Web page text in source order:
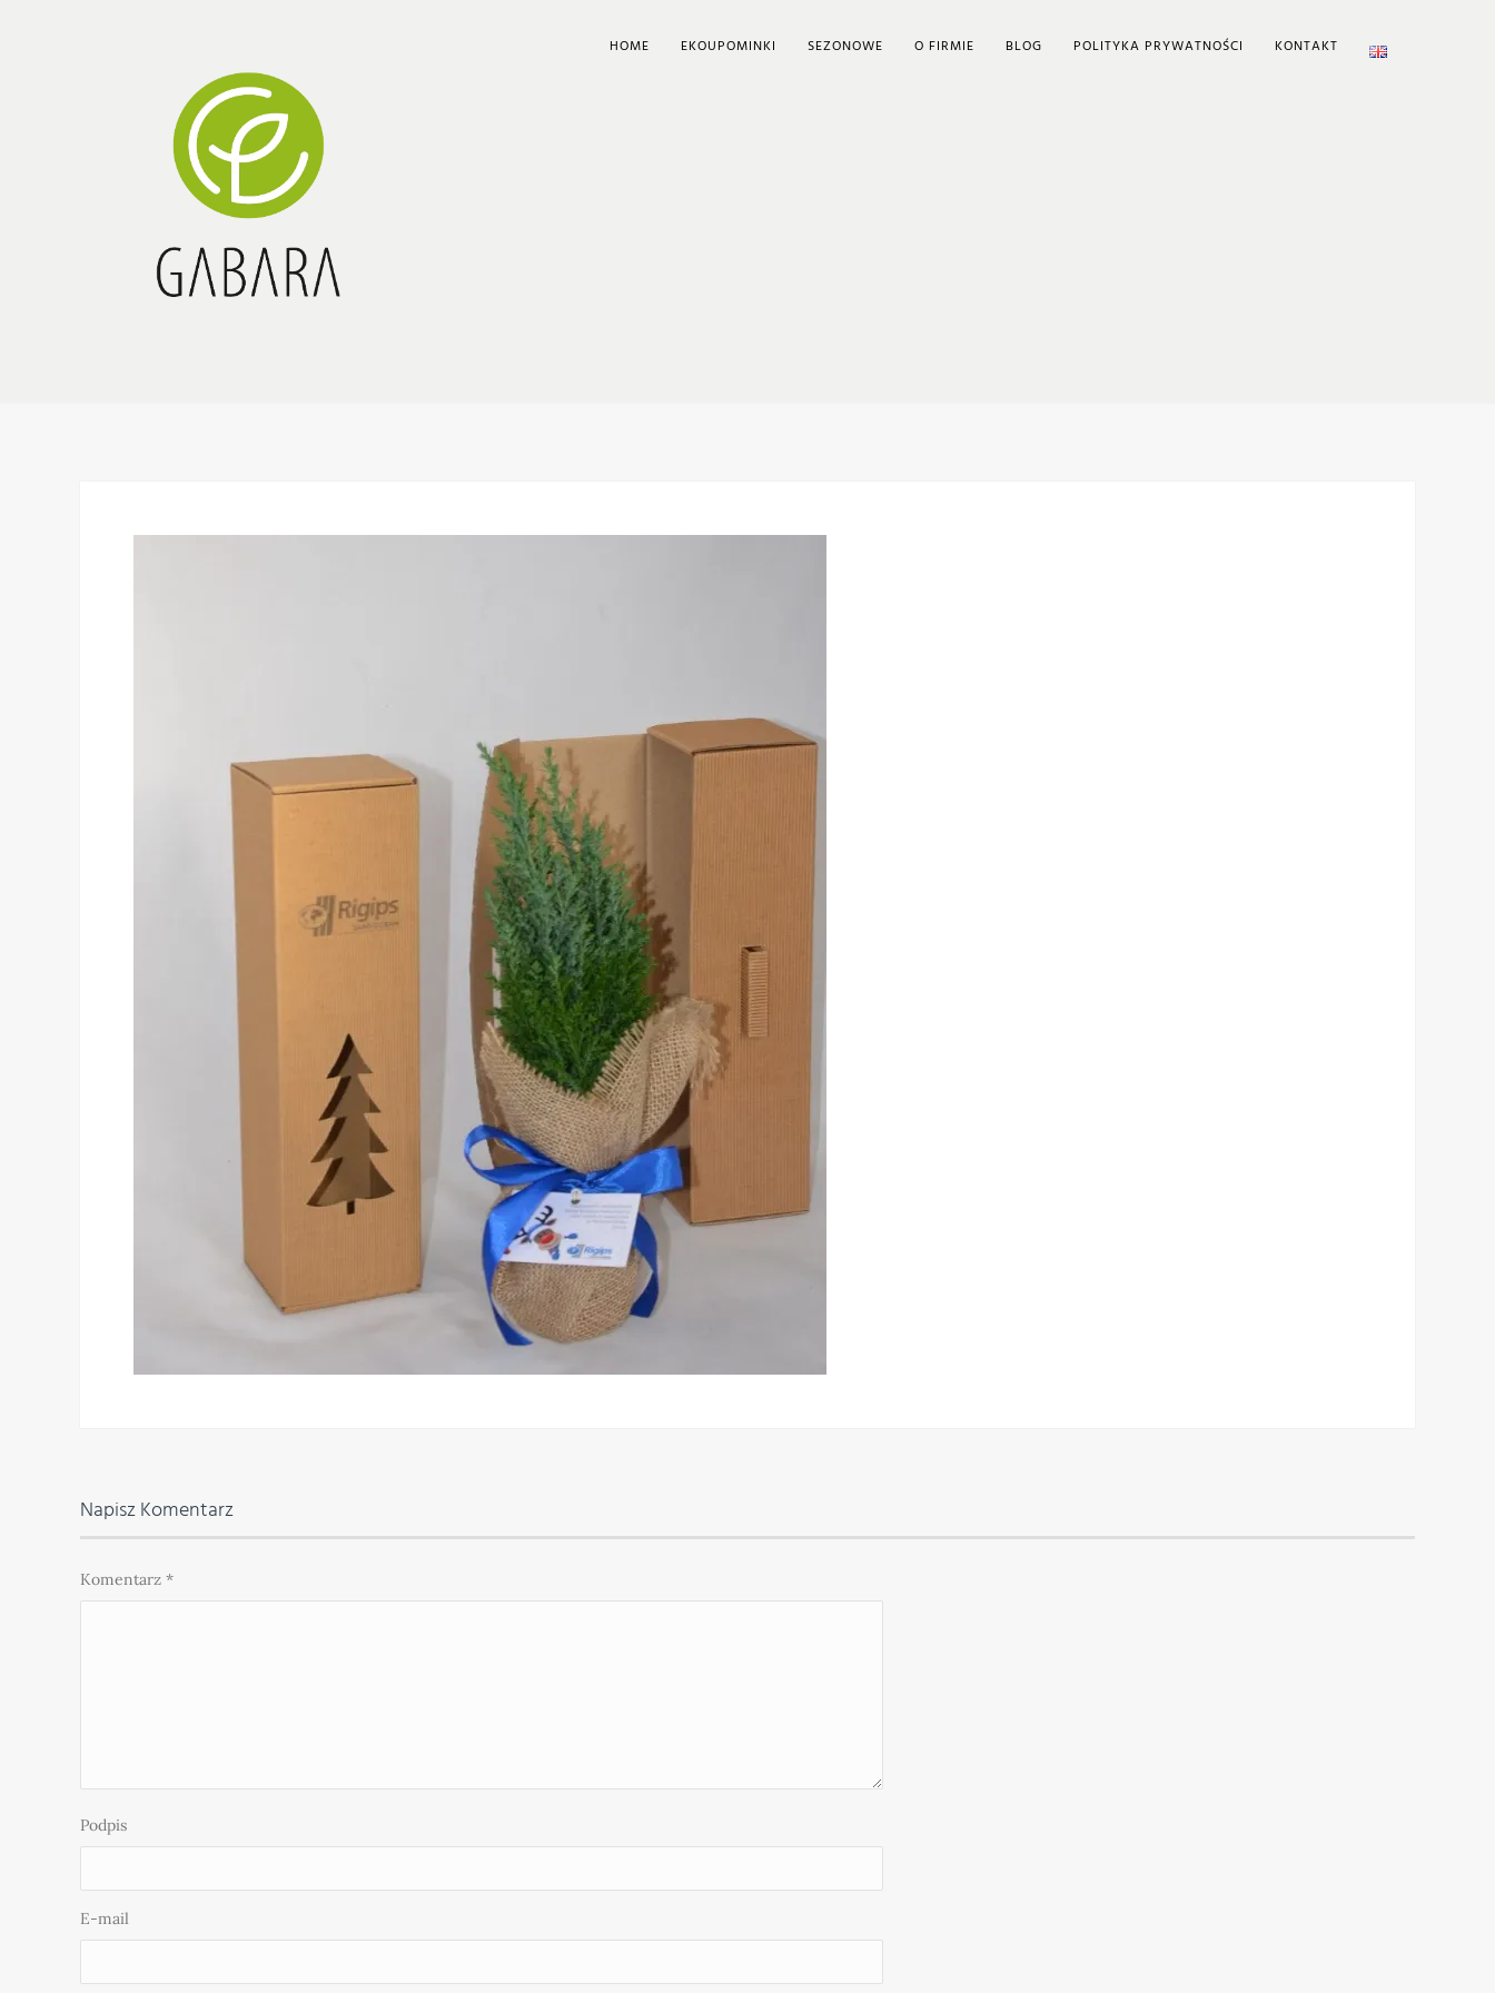
HOME EKOUPOMINKI SEZONOWE O FIRMIE BLOG POLITYKA PRYWATNOŚCI KONTAKT
Napisz Komentarz
Komentarz *
Podpis
E-mail